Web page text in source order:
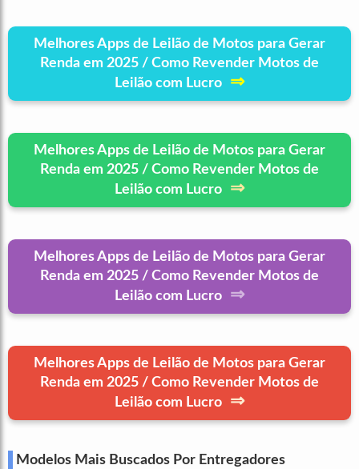
Melhores Apps de Leilão de Motos para Gerar
Renda em 2025 / Como Revender Motos de
Leilão com Lucro
⇒
Melhores Apps de Leilão de Motos para Gerar
Renda em 2025 / Como Revender Motos de
Leilão com Lucro
⇒
Melhores Apps de Leilão de Motos para Gerar
Renda em 2025 / Como Revender Motos de
Leilão com Lucro
⇒
Melhores Apps de Leilão de Motos para Gerar
Renda em 2025 / Como Revender Motos de
Leilão com Lucro
⇒
Modelos Mais Buscados Por Entregadores